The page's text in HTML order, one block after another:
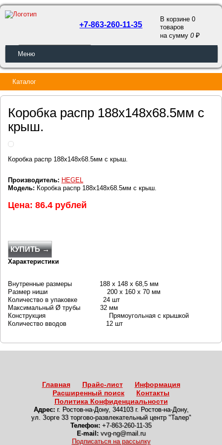
ОБРАТНЫЙ ЗВОНОК
+7-863-260-11-35
В корзине 0
товаров
на сумму0
Меню
Каталог
Коробка распр 188х148х68.5мм с
крыш.
Коробка распр 188х148х68.5мм с крыш.
Производитель: HEGEL
Модель: Коробка распр 188х148х68.5мм с крыш.
Цена: 86.4 рублей
КУПИТЬ →
Характеристики
Внутренные размеры 188 x 148 x 68,5 мм
Размер ниши 200 x 160 x 70 мм
Количество в упаковке 24 шт
Максимальный Ø трубы 32 мм
Конструкция Прямоугольная с крышкой
Количество вводов 12 шт
Главная Прайс-лист
Информация
Расширенный поиск
Контакты
Политика Конфиденциальности
Адрес: г. Ростов-на-Дону, 344103 г. Ростов-на-Дону,
ул. Зорге 33 торгово-развлекательный центр "Талер"
Телефон: +7-863-260-11-35
E-mail: vvg-ng@mail.ru
Подписаться на рассылку